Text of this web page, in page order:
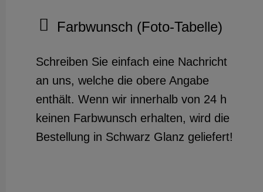
Farbwunsch (Foto-Tabelle)
Schreiben Sie einfach eine Nachricht
an uns, welche die obere Angabe
enthält. Wenn wir innerhalb von 24 h
keinen Farbwunsch erhalten, wird die
Bestellung in Schwarz Glanz geliefert!